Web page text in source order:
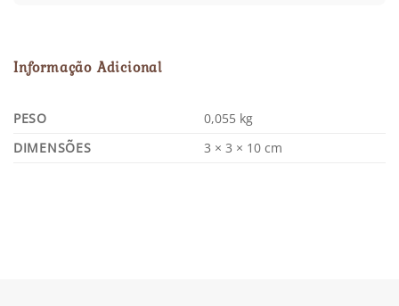
Informação Adicional
PESO
0,055 kg
DIMENSÕES
3 × 3 × 10 cm